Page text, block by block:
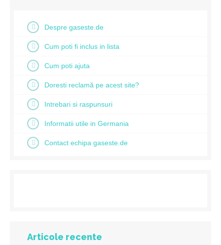
Despre gaseste.de
Cum poti fi inclus in lista
Cum poti ajuta
Doresti reclamă pe acest site?
Intrebari si raspunsuri
Informatii utile in Germania
Contact echipa gaseste.de
Articole recente